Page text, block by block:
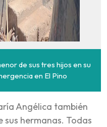
de sus tres hijos en su
en El Pino
Angélica también
sus hermanas. Todas